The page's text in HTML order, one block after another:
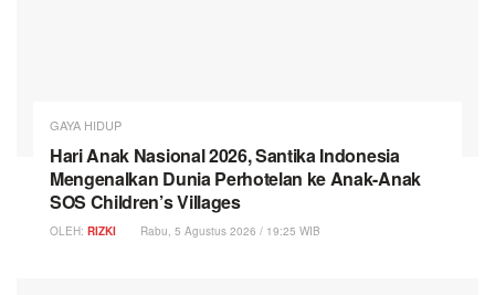
GAYA HIDUP
Hari Anak Nasional 2026, Santika Indonesia
Mengenalkan Dunia Perhotelan ke Anak-Anak
SOS Children’s Villages
OLEH: RIZKI Rabu, 5 Agustus 2026 / 19:25 WIB